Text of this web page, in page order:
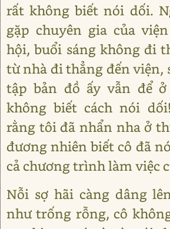
rất không biết nói dối.
gặp chuyên gia của
hội, buổi sáng không đi
từ nhà đi thẳng đến viện,
tập bản đồ ấy vẫn để ở
không biết cách nói
rằng tôi đã nhẩn nha ở
đương nhiên biết cô đã
cả chương trình làm việc
Nỗi sợ hãi càng dâng
như trống rỗng, cô